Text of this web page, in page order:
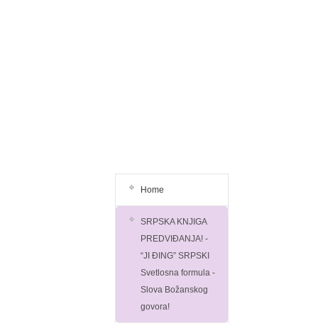
Home
SRPSKA KNJIGA
PREDVIĐANJA! -
“JI ĐING” SRPSKI
Svetlosna formula -
Slova Božanskog
govora!